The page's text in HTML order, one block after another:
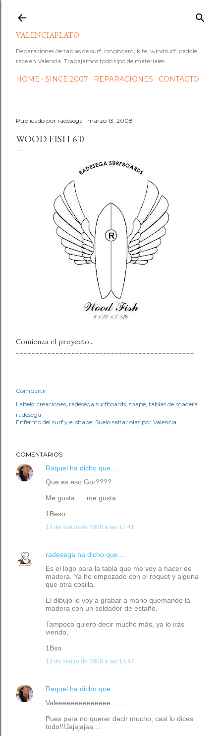
VALENCIAPLATO
Reparaciones de tablas de surf, longboard, kite, windsurf, paddle,
race en Valencia. Trabajamos todo tipo de materiales.
HOME SINCE 2007 REPARACIONES CONTACTO
Publicado por radesega marzo 13, 2008
WOOD FISH 6'0
Comienza el proyecto...
~~~~~~~~~~~~~~~~~~~~~~~~~~~~~~~~~~~~~~~~~~~~~
Compartir
Labels: creaciones radesega surfboards shape tablas de madera
radesega
Enfermo del surf y el shape. Suelo saltar olas por Valencia.
COMENTARIOS
Raquel ha dicho que…
Que es eso Gor????
Me gusta......me gusta......
1Beso
13 de marzo de 2008 a las 17:41
radesega ha dicho que…
Es el logo para la tabla que me voy a hacer de
madera. Ya he empezado con el roquet y alguna
que otra cosilla.
El dibujo lo voy a grabar a mano quemando la
madera con un soldador de estaño.
Tampoco quiero decir mucho más, ya lo irás
viendo.
1Bso.
13 de marzo de 2008 a las 18:47
Raquel ha dicho que…
Valeeeeeeeeeeeeee...........
Pues para no querer decir mucho, casi lo dices
todo!!!Jajajajaa....